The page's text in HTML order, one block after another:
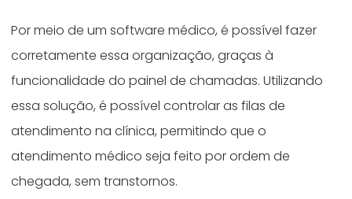
Por meio de um software médico, é possível fazer
corretamente essa organização, graças à
funcionalidade do painel de chamadas. Utilizando
essa solução, é possível controlar as filas de
atendimento na clínica, permitindo que o
atendimento médico seja feito por ordem de
chegada, sem transtornos.